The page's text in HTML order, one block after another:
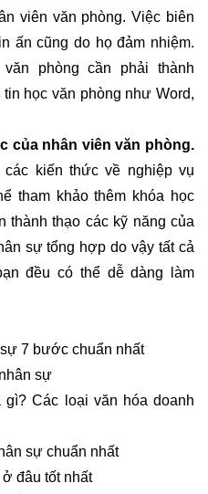
viên văn phòng. Việc biên
ấn cũng do họ đảm nhiệm.
phòng cần phải thành
học văn phòng như Word,
của nhân viên văn phòng.
kiến thức về nghiệp vụ
tham khảo thêm khóa học
thành thạo các kỹ năng của
sự tổng hợp do vậy tất cả
đều có thể dễ dàng làm
7 bước chuẩn nhất
sự
Các loại văn hóa doanh
sự chuẩn nhất
ở đâu tốt nhất